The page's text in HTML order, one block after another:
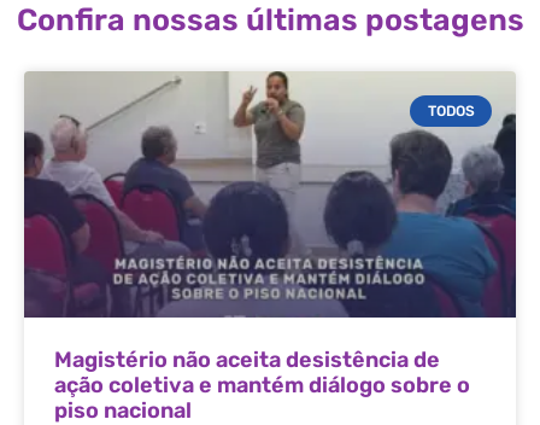
Confira nossas últimas postagens
TODOS
Magistério não aceita desistência de
ação coletiva e mantém diálogo sobre o
piso nacional